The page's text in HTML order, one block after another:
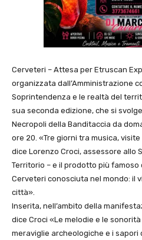
Cerveteri – Attesa per Etruscan
organizzata dall’Amministrazione
Soprintendenza e le realtà del
sua seconda edizione, che si
Necropoli della Banditaccia da
ore 20. «Tre giorni tra musica,
dice Lorenzo Croci, assessore allo
Territorio – e il prodotto più
Cerveteri conosciuta nel mondo: il
città».
Inserita, nell’ambito della
dice Croci «Le melodie e le
meraviglie archeologiche e i sapori